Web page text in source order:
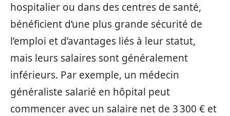
hospitalier ou dans des centres de santé,
bénéficient d’une plus grande sécurité de
l’emploi et d’avantages liés à leur statut,
mais leurs salaires sont généralement
inférieurs. Par exemple, un médecin
généraliste salarié en hôpital peut
commencer avec un salaire net de 3 300 € et